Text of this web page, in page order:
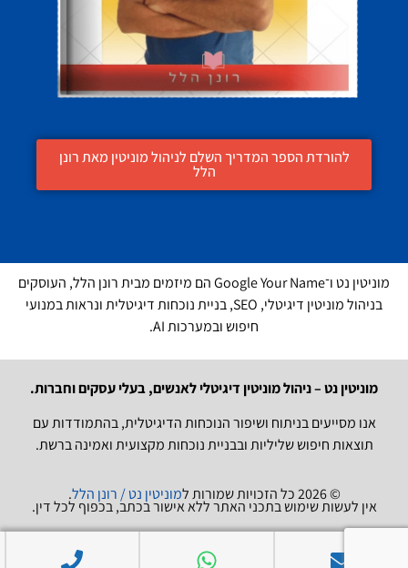
להורדת הספר המדריך השלם לניהול מוניטין מאת רונן
הלל
מוניטין נט ו־Google Your Name הם מיזמים מבית רונן הלל, העוסקים
בניהול מוניטין דיגיטלי, SEO, בניית נוכחות דיגיטלית ונראות במנועי
חיפוש ובמערכות AI.
מוניטין נט – ניהול מוניטין דיגיטלי לאנשים, בעלי עסקים וחברות.
אנו מסייעים בניתוח ושיפור הנוכחות הדיגיטלית, בהתמודדות עם
תוצאות חיפוש שליליות ובבניית נוכחות מקצועית ואמינה ברשת.
© 2026 כל הזכויות שמורות ל מוניטין נט / רונן הלל.
אין לעשות שימוש בתכני האתר ללא אישור בכתב, בכפוף לכל דין.